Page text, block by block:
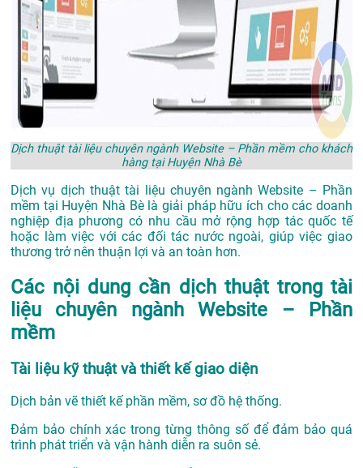
Dịch thuật tài liệu chuyên ngành Website – Phần mềm cho khách
hàng tại Huyện Nhà Bè
Dịch vụ dịch thuật tài liệu chuyên ngành Website – Phần
mềm tại Huyện Nhà Bè là giải pháp hữu ích cho các doanh
nghiệp địa phương có nhu cầu mở rộng hợp tác quốc tế
hoặc làm việc với các đối tác nước ngoài, giúp việc giao
thương trở nên thuận lợi và an toàn hơn.
Các nội dung cần dịch thuật trong tài
liệu chuyên ngành Website – Phần
mềm
Tài liệu kỹ thuật và thiết kế giao diện
Dịch bản vẽ thiết kế phần mềm, sơ đồ hệ thống.
Đảm bảo chính xác trong từng thông số để đảm bảo quá
trình phát triển và vận hành diễn ra suôn sẻ.